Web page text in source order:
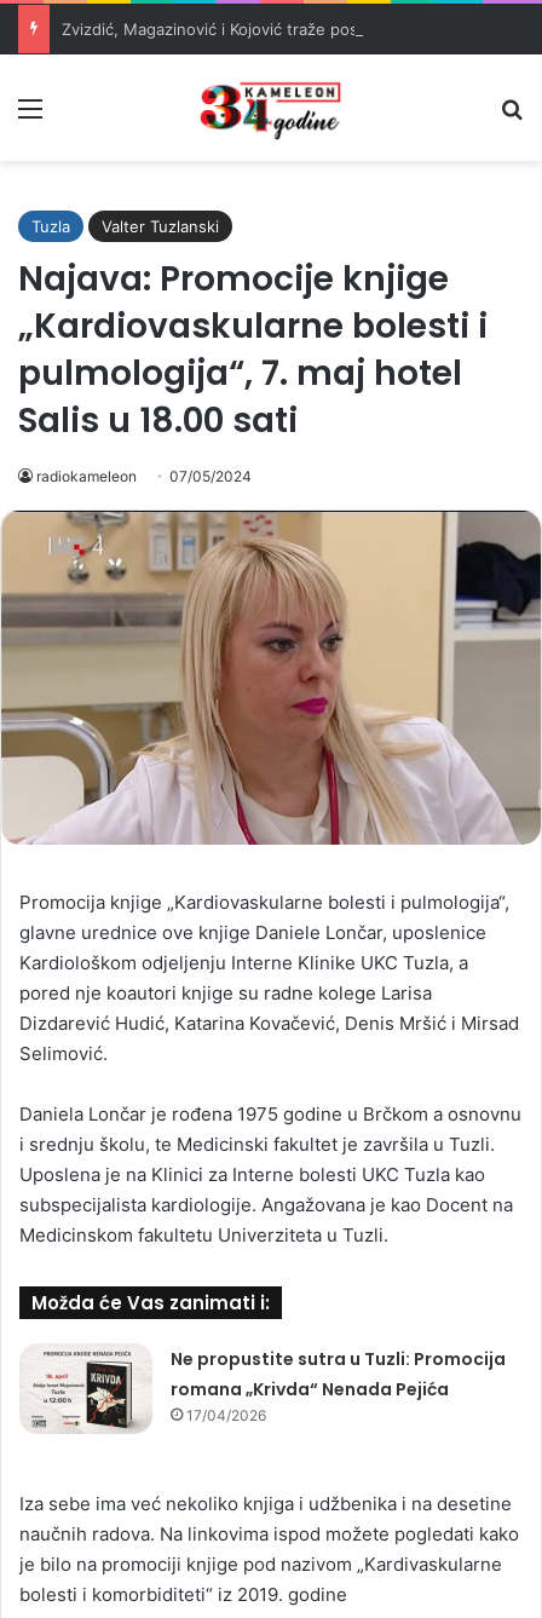
Tuzla Valter Tuzlanski
Najava: Promocije knjige
„Kardiovaskularne bolesti i
pulmologija“, 7. maj hotel
Salis u 18.00 sati
radiokameleon 07/05/2024
Promocija knjige „Kardiovaskularne bolesti i pulmologija“,
glavne urednice ove knjige Daniele Lončar, uposlenice
Kardiološkom odjeljenju Interne Klinike UKC Tuzla, a
pored nje koautori knjige su radne kolege Larisa
Dizdarević Hudić, Katarina Kovačević, Denis Mršić i Mirsad
Selimović.
Daniela Lončar je rođena 1975 godine u Brčkom a osnovnu
i srednju školu, te Medicinski fakultet je završila u Tuzli.
Uposlena je na Klinici za Interne bolesti UKC Tuzla kao
subspecijalista kardiologije. Angažovana je kao Docent na
Medicinskom fakultetu Univerziteta u Tuzli.
Možda će Vas zanimati i:
Ne propustite sutra u Tuzli: Promocija
romana „Krivda“ Nenada Pejića
17/04/2026
Iza sebe ima već nekoliko knjiga i udžbenika i na desetine
naučnih radova. Na linkovima ispod možete pogledati kako
je bilo na promociji knjige pod nazivom „Kardivaskularne
bolesti i komorbiditeti“ iz 2019. godine